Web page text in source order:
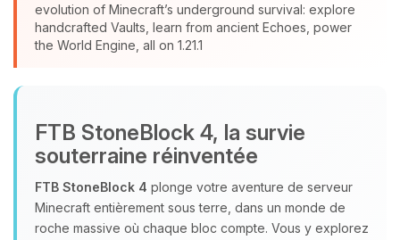
evolution of Minecraft’s underground survival: explore
handcrafted Vaults, learn from ancient Echoes, power
the World Engine, all on 1.21.1
FTB StoneBlock 4, la survie
souterraine réinventée
FTB StoneBlock 4 plonge votre aventure de serveur
Minecraft entièrement sous terre, dans un monde de
roche massive où chaque bloc compte. Vous y explorez
Youpi, enfin quelqu’un pour me
parler ! Moi c’est Choupy, ton petit
10/08/2026 à 20:51